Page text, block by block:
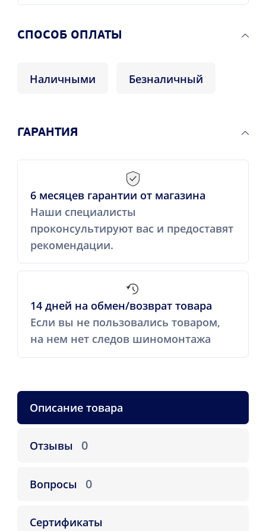
CПОСОБ ОПЛАТЫ
Наличными Безналичный
ГАРАНТИЯ
6 месяцев гарантии от магазина
Наши специалисты
проконсультируют вас и предоставят
рекомендации.
14 дней на обмен/возврат товара
Если вы не пользовались товаром,
на нем нет следов шиномонтажа
Описание товара
Отзывы 0
Вопросы 0
Сертификаты